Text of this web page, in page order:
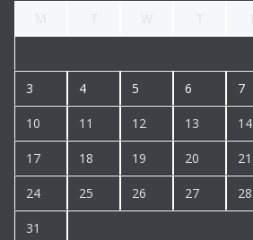
3 4 5 6 7
10 11 12 13 14
17 18 19 20 21
24 25 26 27 28
31